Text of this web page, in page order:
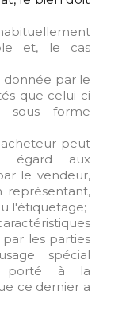
et, le cas
donnée par le
que celui-ci
sous forme
peut
égard aux
le vendeur,
l'étiquetage;
les parties
spécial
porté à la
ce dernier a